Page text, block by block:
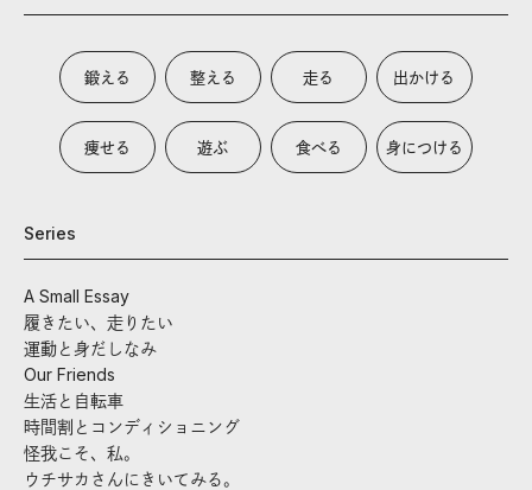
鍛える 整える 走る 出かける
痩せる 遊ぶ 食べる 身につける
Series
A Small Essay
履きたい、走りたい
運動と身だしなみ
Our Friends
生活と自転車
時間割とコンディショニング
怪我こそ、私。
ウチサカさんにきいてみる。